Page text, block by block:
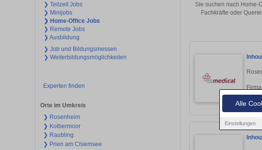
Alle
Einstellungen
❯ Teilzeit Jobs
❯ Minijobs
❯ Home-Office Jobs
❯ Remote Jobs
❯ Ausbildung
❯ Job und Bildungsmessen
❯ Weiterbildungsmöglichkeiten
Experten finden
Orte im Umkreis
❯ Rosenheim
❯ Kolbermoor
❯ Raubling
❯ Prien am Chiemsee
Sie suchen nach Home-
Fachkräfte oder